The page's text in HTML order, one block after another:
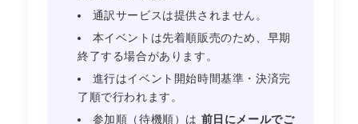
通訳サービスは提供されません。
本イベントは先着順販売のため、早期
終了する場合があります。
進行はイベント開始時間基準・決済完
了順で行われます。
参加順（待機順）は 前日にメールでご